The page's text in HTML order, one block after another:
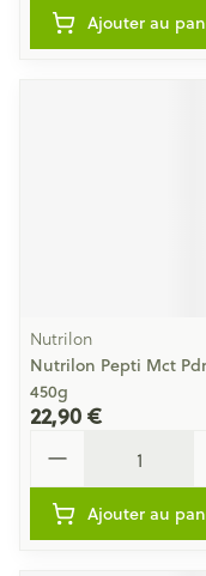
Ajouter au
Nutrilon
Nutrilon Pepti Mct
450g
22,90 €
Ajouter au